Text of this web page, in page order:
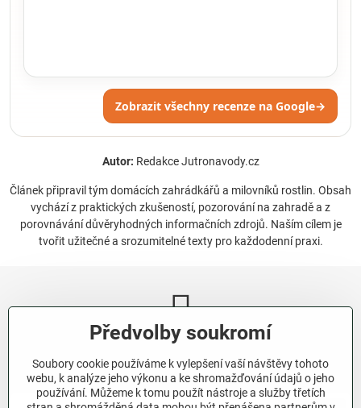
Zobrazit všechny recenze na Google→
Autor: Redakce Jutronavody.cz
Článek připravil tým domácích zahrádkářů a milovníků rostlin. Obsah
vychází z praktických zkušeností, pozorování na zahradě a z
porovnávání důvěryhodných informačních zdrojů. Naším cílem je
tvořit užitečné a srozumitelné texty pro každodenní praxi.
Newsletter
Odebírat naše novinky:
Předvolby soukromí
Soubory cookie používáme k vylepšení vaší návštěvy tohoto
webu, k analýze jeho výkonu a ke shromažďování údajů o jeho
používání. Můžeme k tomu použít nástroje a služby třetích